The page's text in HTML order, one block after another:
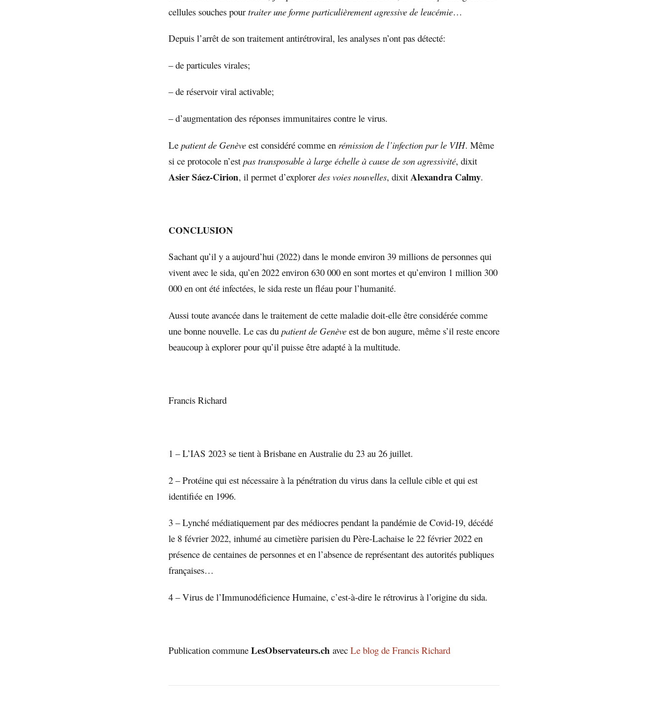
cellules souches pourtraiter une forme particulièrement agressive de leucémie…
Depuis l’arrêt de son traitement antirétroviral, les analyses n’ont pas détecté:
– de particules virales;
– de réservoir viral activable;
– d’augmentation des réponses immunitaires contre le virus.
Le patient de Genève est considéré comme en rémission de l’infection par le VIH. Même
si ce protocole n’est pas transposable à large échelle à cause de son agressivité, dixit
Asier Sáez-Cirion, il permet d’explorerdes voies nouvelles, dixit Alexandra Calmy.
CONCLUSION
Sachant qu’il y a aujourd’hui (2022) dans le monde environ 39 millions de personnes qui
vivent avec le sida, qu’en 2022 environ 630 000 en sont mortes et qu’environ 1 million 300
000 en ont été infectées, le sida reste un fléau pour l’humanité.
Aussi toute avancée dans le traitement de cette maladie doit-elle être considérée comme
une bonne nouvelle. Le cas du patient de Genève est de bon augure, même s’il reste encore
beaucoup à explorer pour qu’il puisse être adapté à la multitude.
Francis Richard
1 – L’IAS 2023 se tient à Brisbane en Australie du 23 au 26 juillet.
2 – Protéine qui est nécessaire à la pénétration du virus dans la cellule cible et qui est
identifiée en 1996.
3 – Lynché médiatiquement par des médiocres pendant la pandémie de Covid-19, décédé
le 8 février 2022, inhumé au cimetière parisien du Père-Lachaise le 22 février 2022 en
présence de centaines de personnes et en l’absence de représentant des autorités publiques
françaises…
4 – Virus de l’Immunodéficience Humaine, c’est-à-dire le rétrovirus à l’origine du sida.
Publication commune LesObservateurs.ch avec Le blog de Francis Richard